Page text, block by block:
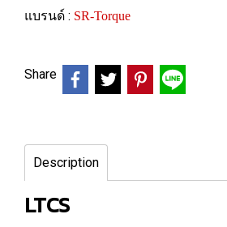
แบรนด์ : SR-Torque
Share
Description
LTCS